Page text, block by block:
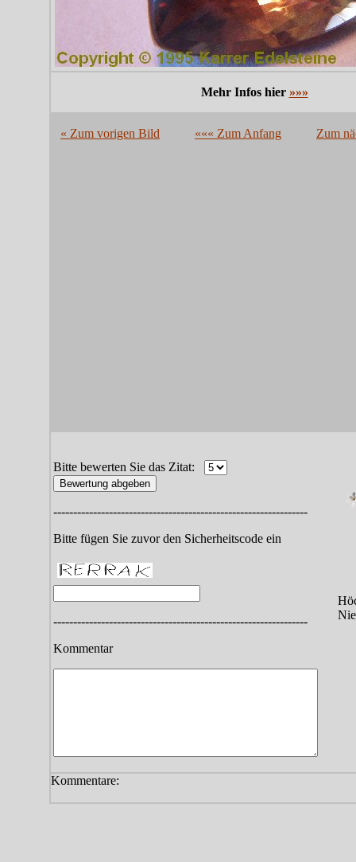
Mehr Infos hier »»»
« Zum vorigen Bild ««« Zum Anfang Zum
Bitte bewerten Sie das Zitat:
----------------------------------------------------------------
Bitte fügen Sie zuvor den Sicherheitscode ein
----------------------------------------------------------------
Kommentar
Kommentare: